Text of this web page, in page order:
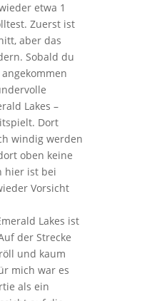
etwa 1
Zuerst ist
aber das
Sobald du
Lakes –
Dort
windig werden
oben keine
hier ist bei
Vorsicht
Lakes ist
der Strecke
und kaum
mich war es
als ein